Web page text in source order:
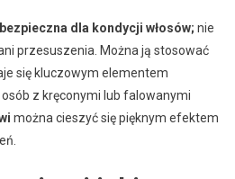
dla kondycji włosów; nie
przesuszenia. Można ją stosować
się kluczowym elementem
z kręconymi lub falowanymi
można cieszyć się pięknym efektem